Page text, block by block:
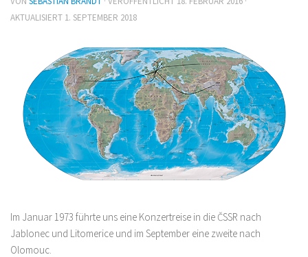
AKTUALISIERT 1. SEPTEMBER 2018
Im Januar 1973 führte uns eine Konzertreise in die ČSSR nach
Jablonec und Litomerice und im September eine zweite nach
Olomouc.